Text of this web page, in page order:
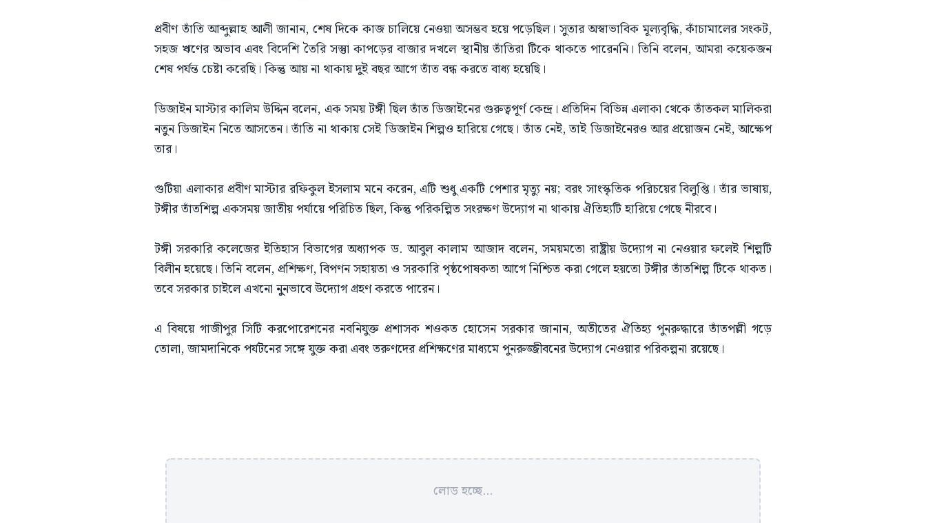
প্রবীণ তাঁতি আব্দুল্লাহ আলী জানান, শেষ দিকে কাজ চালিয়ে নেওয়া অসম্ভব হয়ে পড়েছিল। সুতার অস্বাভাবিক মূল্যবৃদ্ধি, কাঁচামালের সংকট,
সহজ ঋণের অভাব এবং বিদেশি তৈরি সস্তুা কাপড়ের বাজার দখলে স্থানীয় তাঁতিরা টিকে থাকতে পারেননি। তিনি বলেন, আমরা কয়েকজন
শেষ পর্যন্ত চেষ্টা করেছি। কিন্তু আয় না থাকায় দুই বছর আগে তাঁত বন্ধ করতে বাধ্য হয়েছি।
ডিজাইন মাস্টার কালিম উদ্দিন বলেন, এক সময় টঙ্গী ছিল তাঁত ডিজাইনের গুরুত্বপূর্ণ কেন্দ্র। প্রতিদিন বিভিন্ন এলাকা থেকে তাঁতকল মালিকরা
নতুন ডিজাইন নিতে আসতেন। তাঁতি না থাকায় সেই ডিজাইন শিল্পও হারিয়ে গেছে। তাঁত নেই, তাই ডিজাইনেরও আর প্রয়োজন নেই, আক্ষেপ
তার।
গুটিয়া এলাকার প্রবীণ মাস্টার রফিকুল ইসলাম মনে করেন, এটি শুধু একটি পেশার মৃত্যু নয়; বরং সাংস্কৃতিক পরিচয়ের বিলুপ্তি। তাঁর ভাষায়,
টঙ্গীর তাঁতশিল্প একসময় জাতীয় পর্যায়ে পরিচিত ছিল, কিন্তু পরিকল্পিত সংরক্ষণ উদ্যোগ না থাকায় ঐতিহ্যটি হারিয়ে গেছে নীরবে।
টঙ্গী সরকারি কলেজের ইতিহাস বিভাগের অধ্যাপক ড. আবুল কালাম আজাদ বলেন, সময়মতো রাষ্ট্রীয় উদ্যোগ না নেওয়ার ফলেই শিল্পটি
বিলীন হয়েছে। তিনি বলেন, প্রশিক্ষণ, বিপণন সহায়তা ও সরকারি পৃষ্ঠপোষকতা আগে নিশ্চিত করা গেলে হয়তো টঙ্গীর তাঁতশিল্প টিকে থাকত।
তবে সরকার চাইলে এখনো নুুনভাবে উদ্যোগ গ্রহণ করতে পারেন।
এ বিষয়ে গাজীপুর সিটি করপোরেশনের নবনিযুক্ত প্রশাসক শওকত হোসেন সরকার জানান, অতীতের ঐতিহ্য পুনরুদ্ধারে তাঁতপল্লী গড়ে
তোলা, জামদানিকে পর্যটনের সঙ্গে যুক্ত করা এবং তরুণদের প্রশিক্ষণের মাধ্যমে পুনরুজ্জীবনের উদ্যোগ নেওয়ার পরিকল্পনা রয়েছে।
লোড হচ্ছে...